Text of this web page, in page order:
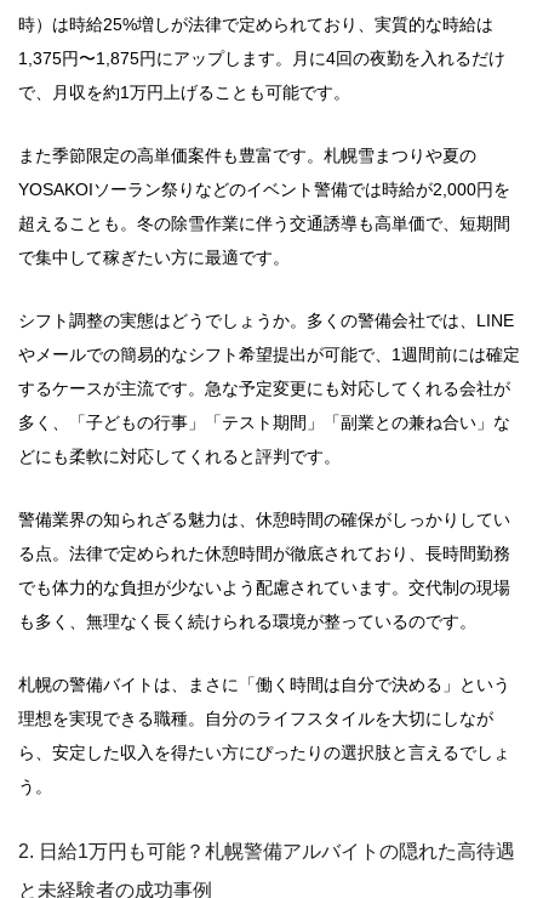
時）は時給25%増しが法律で定められており、実質的な時給は
1,375円〜1,875円にアップします。月に4回の夜勤を入れるだけ
で、月収を約1万円上げることも可能です。
また季節限定の高単価案件も豊富です。札幌雪まつりや夏の
YOSAKOIソーラン祭りなどのイベント警備では時給が2,000円を
超えることも。冬の除雪作業に伴う交通誘導も高単価で、短期間
で集中して稼ぎたい方に最適です。
シフト調整の実態はどうでしょうか。多くの警備会社では、LINE
やメールでの簡易的なシフト希望提出が可能で、1週間前には確定
するケースが主流です。急な予定変更にも対応してくれる会社が
多く、「子どもの行事」「テスト期間」「副業との兼ね合い」な
どにも柔軟に対応してくれると評判です。
警備業界の知られざる魅力は、休憩時間の確保がしっかりしてい
る点。法律で定められた休憩時間が徹底されており、長時間勤務
でも体力的な負担が少ないよう配慮されています。交代制の現場
も多く、無理なく長く続けられる環境が整っているのです。
札幌の警備バイトは、まさに「働く時間は自分で決める」という
理想を実現できる職種。自分のライフスタイルを大切にしなが
ら、安定した収入を得たい方にぴったりの選択肢と言えるでしょ
う。
2. 日給1万円も可能？札幌警備アルバイトの隠れた高待遇
と未経験者の成功事例